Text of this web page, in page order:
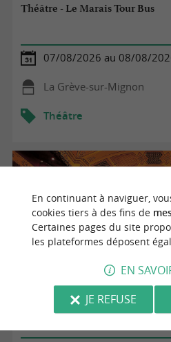
Théâtre - Le Marais Tour Bus
07/08/2026 au 08/08/
La Grève-sur-Mignon
Théâtre
Théâtre - Le Marais tour bus
En continuant à naviguer,
cookies tiers à des fins de
Certaines pages du site
les plateformes déposent
EN
JE REFUSE